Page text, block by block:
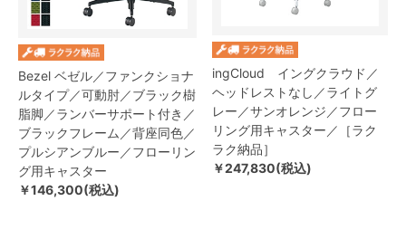
Bezel ベゼル／ファンクショナ
ルタイプ／可動肘／ブラック樹
脂脚／ランバーサポート付き／
ブラックフレーム／背座同色／
プルシアンブルー／フローリン
グ用キャスター
￥146,300(税込)
ingCloud イングクラウド／
ヘッドレストなし／ライトグ
レー／サンオレンジ／フロー
リング用キャスター／［ラク
ラク納品］
￥247,830(税込)